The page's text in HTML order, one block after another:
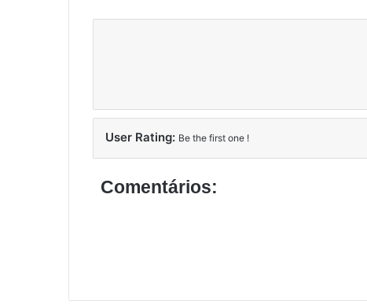
User Rating: Be the first one !
Comentários: